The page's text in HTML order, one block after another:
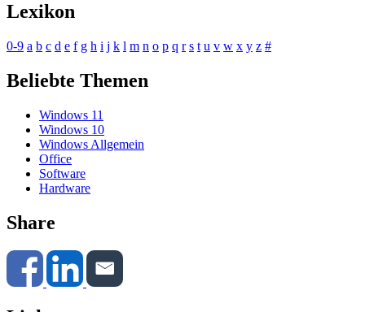
Lexikon
0-9 a b c d e f g h i j k l m n o p q r s t u v w x y z #
Beliebte Themen
Windows 11
Windows 10
Windows Allgemein
Office
Software
Hardware
Share